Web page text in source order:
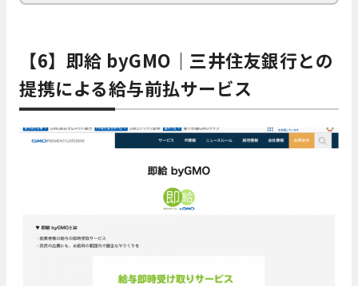
【6】即給 byGMO｜三井住友銀行との
提携による給与前払サービス